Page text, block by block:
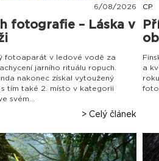
6/08/2026
fotografie – Láska v
fotoaparát v ledové vodě za
jarního rituálu ropuch.
nakonec získal vytoužený
s tím také 2. místo v kategorii
svém...
> Celý článek
CP
a